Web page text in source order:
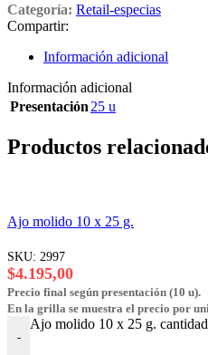
Categoría: Retail-especias
Compartir:
Información adicional
Información adicional
Presentación 25 u
Productos
Ajo molido 10 x 25 g.
SKU: 2997
$4.195,00
Precio final según presentación (10 u).
En la grilla se muestra el precio por
-
Ajo molido 10 x 25 g. cantidad